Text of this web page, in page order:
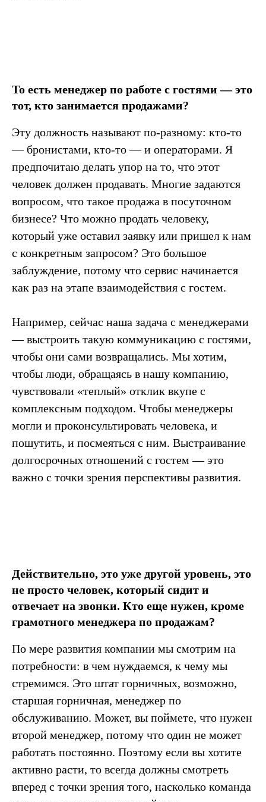
То есть менеджер по работе с гостями — это
тот, кто занимается продажами?
Эту должность называют по-разному: кто-то
— бронистами, кто-то — и операторами. Я
предпочитаю делать упор на то, что этот
человек должен продавать. Многие задаются
вопросом, что такое продажа в посуточном
бизнесе? Что можно продать человеку,
который уже оставил заявку или пришел к нам
с конкретным запросом? Это большое
заблуждение, потому что сервис начинается
как раз на этапе взаимодействия с гостем.
Например, сейчас наша задача с менеджерами
— выстроить такую коммуникацию с гостями,
чтобы они сами возвращались. Мы хотим,
чтобы люди, обращаясь в нашу компанию,
чувствовали «теплый» отклик вкупе с
комплексным подходом. Чтобы менеджеры
могли и проконсультировать человека, и
пошутить, и посмеяться с ним. Выстраивание
долгосрочных отношений с гостем — это
важно с точки зрения перспективы развития.
Действительно, это уже другой уровень, это
не просто человек, который сидит и
отвечает на звонки. Кто еще нужен, кроме
грамотного менеджера по продажам?
По мере развития компании мы смотрим на
потребности: в чем нуждаемся, к чему мы
стремимся. Это штат горничных, возможно,
старшая горничная, менеджер по
обслуживанию. Может, вы поймете, что нужен
второй менеджер, потому что один не может
работать постоянно. Поэтому если вы хотите
активно расти, то всегда должны смотреть
вперед с точки зрения того, насколько команда